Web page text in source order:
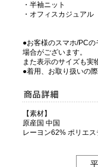
・半袖ニット
・オフィスカジュアル
●お客様のスマホ/PC
場合がございます。
また表示のサイズも実
●着用、お取り扱いの
【素材】
原産国 中国
レーヨン62% ポリエ